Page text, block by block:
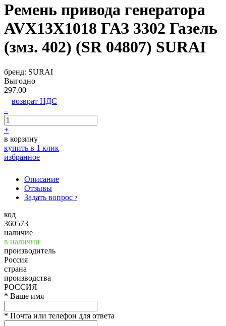
Ремень привода генератора
AVX13X1018 ГАЗ 3302 Газель
(змз. 402) (SR 04807) SURAI
бренд: SURAI
Выгодно
297.00
возврат НДС
–
+
в корзину
купить в 1 клик
избранное
Описание
Отзывы
Задать вопрос ?
код
360573
наличие
в наличии
производитель
Россия
страна
производства
РОССИЯ
* Ваше имя
* Почта или телефон для ответа